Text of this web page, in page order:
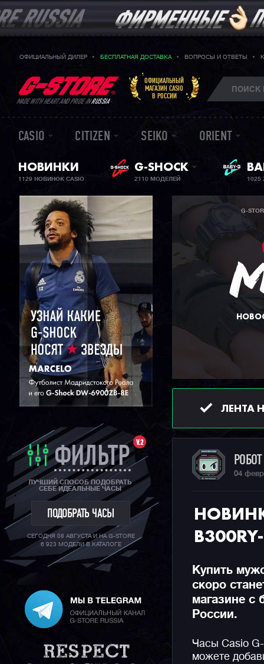
ОФИЦИАЛЬНЫЙ ДИЛЕР БЕСПЛАТНАЯ ДОСТАВКА ВОПРОСЫ И ОТВЕТЫ
MADE WITH HEART AND PRIDE INRUSSIA
ОФИЦИАЛЬНЫЙ
МАГАЗИН CASIO
В РОССИИ
CASIO CITIZEN SEIKO ORIENT
НОВИНКИ
1129 НОВИНОК CASIO
G-SHOCK
2110 МОДЕЛЕЙ
V.2
ФИЛЬТР
ЛУЧШИЙ СПОСОБ ПОДОБРАТЬ
СЕБЕ ИДЕАЛЬНЫЕ ЧАСЫ
ПОДОБРАТЬ ЧАСЫ
СЕГОДНЯ 08 АВГУСТА И НА G-STORE
6 923 МОДЕЛИ В КАТАЛОГЕ
G-
ЛЕНТА
04
Купить
скоро
магазине с
России.
Часы Casio
можете